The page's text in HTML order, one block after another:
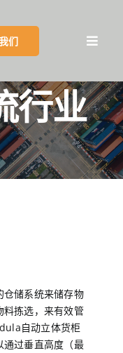
们
行业
仓储系统来储存物
料拣选，来有效管
自动立体货柜
通过垂直高度（最